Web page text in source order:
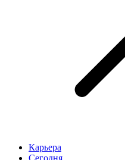
Карьера
Cегодня